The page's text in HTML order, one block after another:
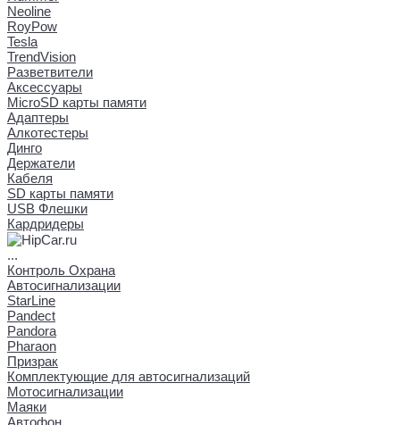
Neoline
RoyPow
Tesla
TrendVision
Разветвители
Аксессуары
MicroSD карты памяти
Адаптеры
Алкотестеры
Динго
Держатели
Кабеля
SD карты памяти
USB Флешки
Кардридеры
...
Контроль Охрана
Автосигнализации
StarLine
Pandect
Pandora
Pharaon
Призрак
Комплектующие для автосигнализаций
Мотосигнализации
Маяки
Автофон